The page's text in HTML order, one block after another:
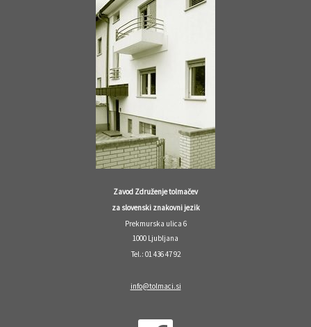
Zavod Združenje tolmačev
za slovenski znakovni jezik
Prekmurska ulica 6
1000 Ljubljana
Tel.: 01 436 47 92
info@tolmaci.si